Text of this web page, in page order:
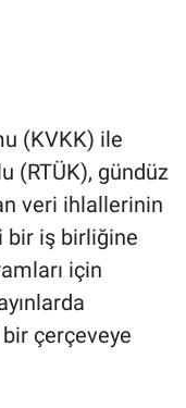
(KVKK) ile
(RTÜK), gündüz
veri ihlallerinin
bir iş birliğine
için
bir çerçeveye